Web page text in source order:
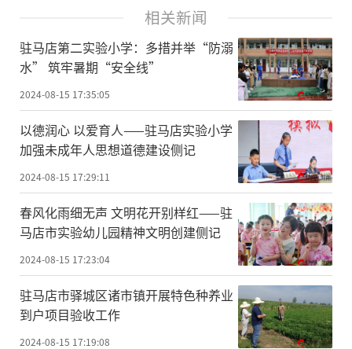
相关新闻
驻马店第二实验小学：多措并举“防溺
水” 筑牢暑期“安全线”
2024-08-15 17:35:05
以德润心 以爱育人——驻马店实验小学
加强未成年人思想道德建设侧记
2024-08-15 17:29:11
春风化雨细无声 文明花开别样红——驻
马店市实验幼儿园精神文明创建侧记
2024-08-15 17:23:04
驻马店市驿城区诸市镇开展特色种养业
到户项目验收工作
2024-08-15 17:19:08